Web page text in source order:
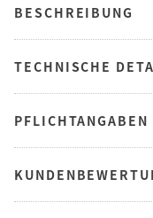
BESCHREIBUNG
TECHNISCHE
PFLICHTANGABEN